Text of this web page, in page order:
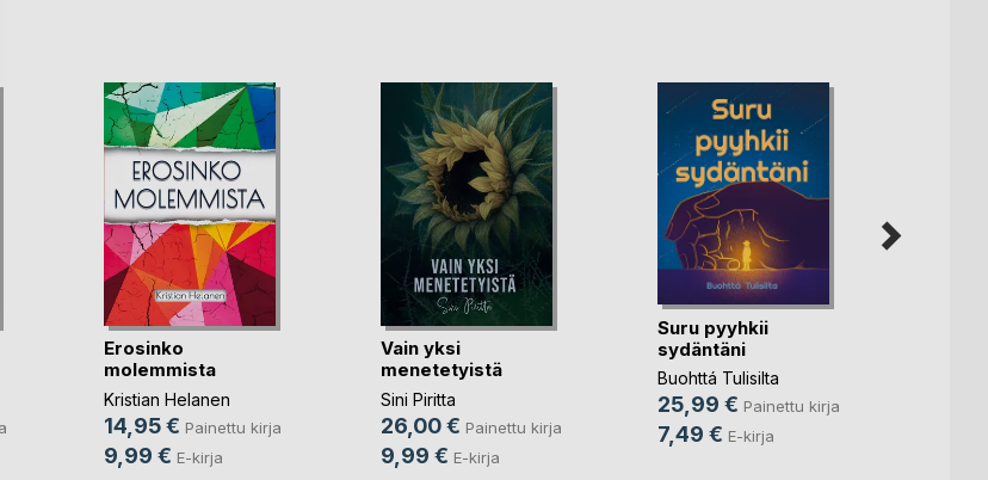
Erosinko
molemmista
Kristian Helanen
14,95 € Painettu kirja
9,99 € E-kirja
Vain yksi
menetetyistä
Sini Piritta
26,00 € Painettu kirja
9,99 € E-kirja
Suru pyyhkii
sydäntäni
Buohttá Tulisilta
25,99 € Painettu kirja
7,49 € E-kirja